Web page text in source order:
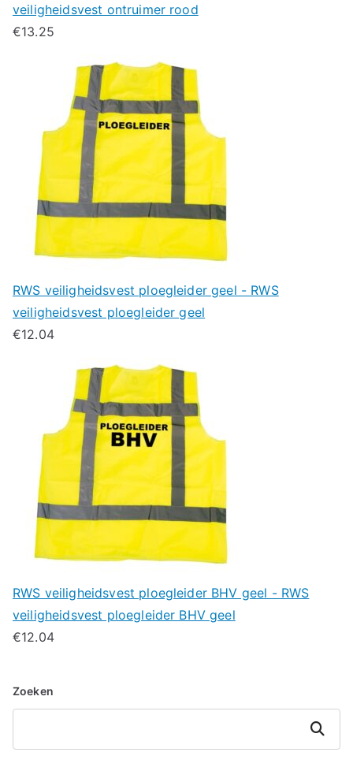
veiligheidsvest ontruimer rood
€13.25
RWS veiligheidsvest ploegleider geel - RWS
veiligheidsvest ploegleider geel
€12.04
RWS veiligheidsvest ploegleider BHV geel - RWS
veiligheidsvest ploegleider BHV geel
€12.04
Zoeken
Zoeken